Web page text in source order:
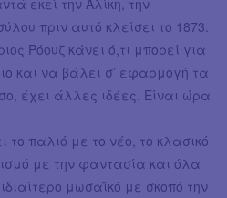
εκεί την Αλίκη, την
πριν αυτό κλείσει το 1873.
Ρόουζ κάνει ό,τι μπορεί για
και να βάλει σ’ εφαρμογή τα
έχει άλλες ιδέες. Είναι ώρα
το παλιό με το νέο, το κλασικό
με την φαντασία και όλα
μωσαϊκό με σκοπό την